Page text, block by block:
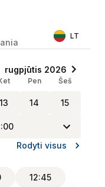
LT
13
Pen
14
Šeš
15
Rodyti visus
12:45